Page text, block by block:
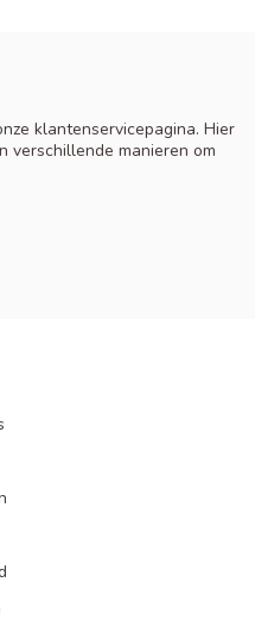
klantenservicepagina. Hier
verschillende manieren om